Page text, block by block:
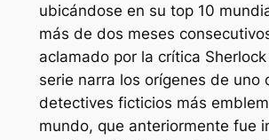
ubicándose en su top 10
más de dos meses
aclamado por la crítica
serie narra los orígenes de uno
detectives ficticios más
mundo, que anteriormente fue